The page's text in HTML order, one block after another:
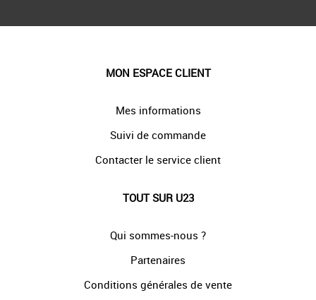
MON ESPACE CLIENT
Mes informations
Suivi de commande
Contacter le service client
TOUT SUR U23
Qui sommes-nous ?
Partenaires
Conditions générales de vente